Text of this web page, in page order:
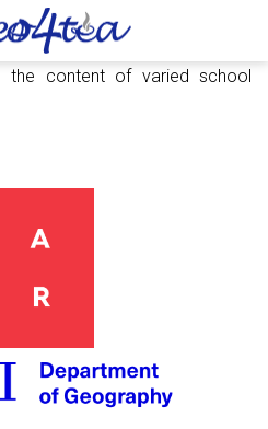
the content of varied school